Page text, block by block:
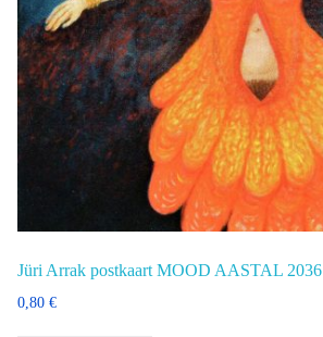
Jüri Arrak postkaart MOOD AASTAL 2036
0,80 €